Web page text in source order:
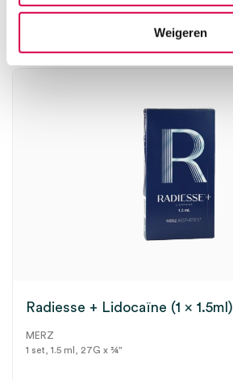
Weigeren
Radiesse + Lidocaïne (1 x 1.5ml)
MERZ
1 set, 1.5 ml, 27G x ¾"